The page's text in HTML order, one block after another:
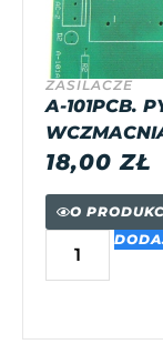
ZASILACZE
A-101PCB.
18,00ZŁ
O